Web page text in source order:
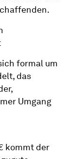
formal um
das
Umgang
kommt der